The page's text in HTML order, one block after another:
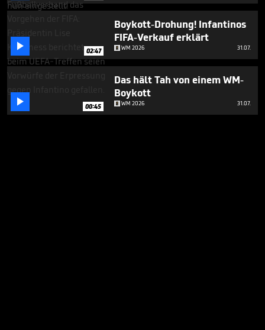
 02:47
Boykott-Drohung! Infantinos
FIFA-Verkauf erklärt
WM 2026 31.07.
 00:45
Das hält Tah von einem WM-
Boykott
WM 2026 31.07.